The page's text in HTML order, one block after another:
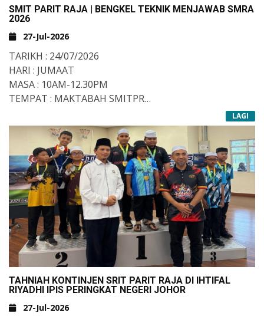
SMIT PARIT RAJA | BENGKEL TEKNIK MENJAWAB SMRA
2026
27-Jul-2026
TARIKH : 24/07/2026
HARI : JUMAAT
MASA : 10AM-12.30PM
TEMPAT : MAKTABAH SMITPR
PENYAMPAI : USTAZAH NURSYUHADA BINTI SANUSI
#TEKNIKMENJAWABSMRA
#SMITPARITRAJA
#TAHFIZMITT
#MITT
KREDIT PHOTO : USTAZAH MASTURA
-AJ-
LAGI
TAHNIAH KONTINJEN SRIT PARIT RAJA DI IHTIFAL
RIYADHI IPIS PERINGKAT NEGERI JOHOR
27-Jul-2026